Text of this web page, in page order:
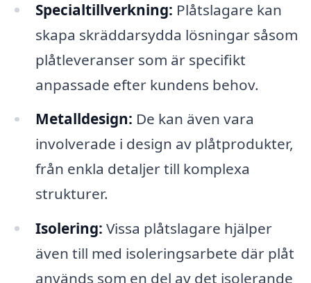
Specialtillverkning: Plåtslagare kan
skapa skräddarsydda lösningar såsom
plåtleveranser som är specifikt
anpassade efter kundens behov.
Metalldesign: De kan även vara
involverade i design av plåtprodukter,
från enkla detaljer till komplexa
strukturer.
Isolering: Vissa plåtslagare hjälper
även till med isoleringsarbete där plåt
används som en del av det isolerande